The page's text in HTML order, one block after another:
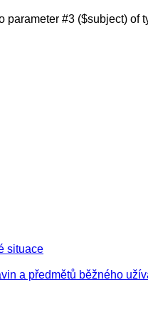
parameter #3 ($subject) of
situace
a předmětů běžného